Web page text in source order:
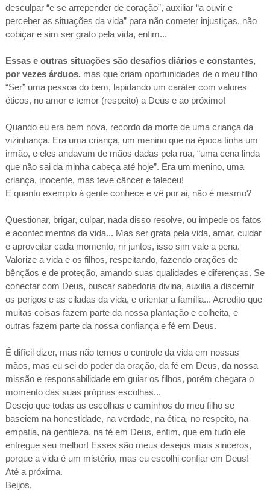
desculpar “e se arrepender de coração”, auxiliar “a ouvir e
perceber as situações da vida” para não cometer injustiças, não
cobiçar e sim ser grato pela vida, enfim...
Essas e outras situações são desafios diários e constantes,
por vezes árduos, mas que criam oportunidades de o meu filho
“Ser” uma pessoa do bem, lapidando um caráter com valores
éticos, no amor e temor (respeito) a Deus e ao próximo!
Quando eu era bem nova, recordo da morte de uma criança da
vizinhança. Era uma criança, um menino que na época tinha um
irmão, e eles andavam de mãos dadas pela rua, “uma cena linda
que não sai da minha cabeça até hoje”. Era um menino, uma
criança, inocente, mas teve câncer e faleceu!
E quanto exemplo à gente conhece e vê por ai, não é mesmo?
Questionar, brigar, culpar, nada disso resolve, ou impede os fatos
e acontecimentos da vida... Mas ser grata pela vida, amar, cuidar
e aproveitar cada momento, rir juntos, isso sim vale a pena.
Valorize a vida e os filhos, respeitando, fazendo orações de
bênçãos e de proteção, amando suas qualidades e diferenças. Se
conectar com Deus, buscar sabedoria divina, auxilia a discernir
os perigos e as ciladas da vida, e orientar a família... Acredito que
muitas coisas fazem parte da nossa plantação e colheita, e
outras fazem parte da nossa confiança e fé em Deus.
É difícil dizer, mas não temos o controle da vida em nossas
mãos, mas eu sei do poder da oração, da fé em Deus, da nossa
missão e responsabilidade em guiar os filhos, porém chegara o
momento das suas próprias escolhas...
Desejo que todas as escolhas e caminhos do meu filho se
baseiem na honestidade, na verdade, na ética, no respeito, na
empatia, na gentileza, na fé em Deus, enfim, que em tudo ele
entregue seu melhor! Esses são meus desejos mais sinceros,
porque a vida é um mistério, mas eu escolhi confiar em Deus!
Até a próxima.
Beijos,